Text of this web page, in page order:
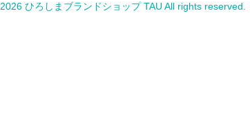
2026 ひろしまブランドショップ TAU All rights reserved.